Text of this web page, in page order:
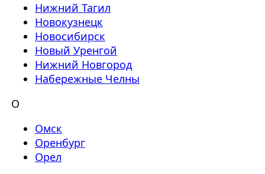
Нижний Тагил
Новокузнецк
Новосибирск
Новый Уренгой
Нижний Новгород
Набережные Челны
О
Омск
Оренбург
Орел